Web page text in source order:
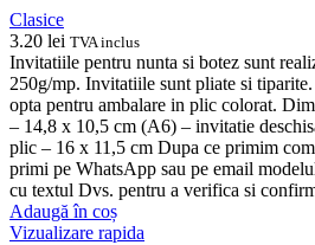
Clasice
3.20 lei TVA inclus
Invitatiile pentru nunta si botez sunt
250g/mp. Invitatiile sunt pliate si tiparite.
opta pentru ambalare in plic colorat.
– 14,8 x 10,5 cm (A6) – invitatie
plic – 16 x 11,5 cm Dupa ce primim
primi pe WhatsApp sau pe email
cu textul Dvs. pentru a verifica si
Adaugă în coș
Vizualizare rapida